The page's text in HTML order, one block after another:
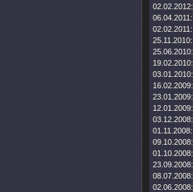
02.02.2012:
06.04.2011:
02.02.2011:
25.11.2010:
25.06.2010:
19.02.2010:
03.01.2010:
16.02.2009:
23.01.2009:
12.01.2009:
03.12.2008:
01.11.2008:
09.10.2008:
01.10.2008:
23.09.2008:
08.07.2008:
02.06.2008: